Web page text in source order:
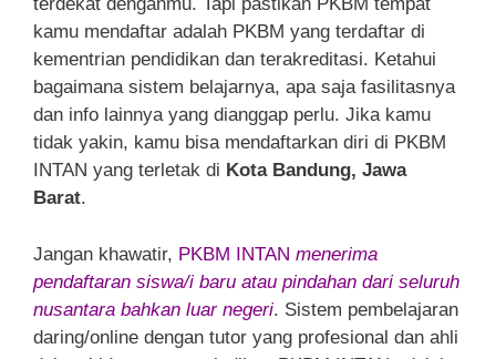
kamu mendaftar adalah PKBM yang terdaftar di
kementrian pendidikan dan terakreditasi. Ketahui
bagaimana sistem belajarnya, apa saja fasilitasnya
dan info lainnya yang dianggap perlu. Jika kamu
tidak yakin, kamu bisa mendaftarkan diri di PKBM
INTAN yang terletak di Kota Bandung, Jawa
Barat.
Jangan khawatir, PKBM INTAN menerima
pendaftaran siswa/i baru atau pindahan dari seluruh
nusantara bahkan luar negeri. Sistem pembelajaran
daring/online dengan tutor yang profesional dan ahli